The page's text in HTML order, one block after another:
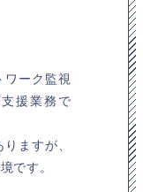
ワーク監視
援業務で
ますが、
です。